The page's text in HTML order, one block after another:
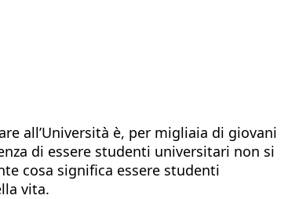
all’Università è, per migliaia di giovani
di essere studenti universitari non si
cosa significa essere studenti
vita.